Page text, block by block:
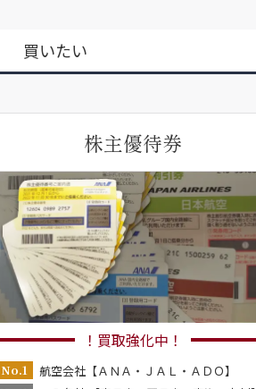
買いたい
株主優待券
！買取強化中！
No.1
航空会社【ＡＮＡ・ＪＡＬ・ＡＤＯ】